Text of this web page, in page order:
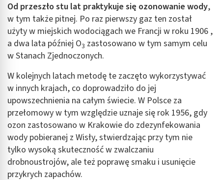
Od przeszło stu lat praktykuje się ozonowanie wody,
w tym także pitnej. Po raz pierwszy gaz ten został
użyty w miejskich wodociągach we Francji w roku 1906 ,
a dwa lata później O3 zastosowano w tym samym celu
w Stanach Zjednoczonych.
W kolejnych latach metodę te zaczęto wykorzystywać
w innych krajach, co doprowadziło do jej
upowszechnienia na całym świecie. W Polsce za
przełomowy w tym względzie uznaje się rok 1956, gdy
ozon zastosowano w Krakowie do zdezynfekowania
wody pobieranej z Wisły, stwierdzając przy tym nie
tylko wysoką skuteczność w zwalczaniu
drobnoustrojów, ale też poprawę smaku i usunięcie
przykrych zapachów.